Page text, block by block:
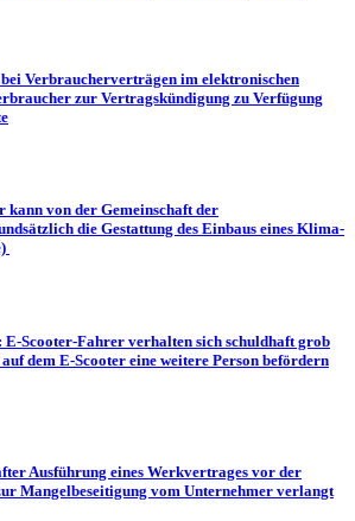
Verbraucherverträgen im elektronischen
zur Vertragskündigung zu Verfügung
kann von der Gemeinschaft der
die Gestattung des Einbaus eines Klima-
E-Scooter-Fahrer verhalten sich schuldhaft grob
dem E-Scooter eine weitere Person befördern
Ausführung eines Werkvertrages vor der
Mangelbeseitigung vom Unternehmer verlangt